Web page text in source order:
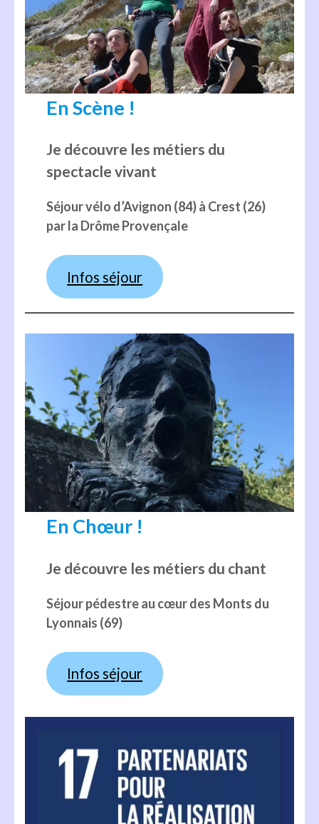
En Scène !
Je découvre les métiers du
spectacle vivant
Séjour vélo d’Avignon (84) à Crest (26)
par la Drôme Provençale
Infos séjour
En Chœur !
Je découvre les métiers du chant
Séjour pédestre au cœur des Monts du
Lyonnais (69)
Infos séjour